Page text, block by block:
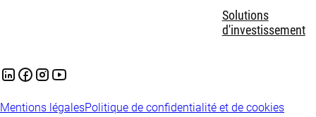
Solutions
d'investissement
Mentions légalesPolitique de confidentialité et de cookies